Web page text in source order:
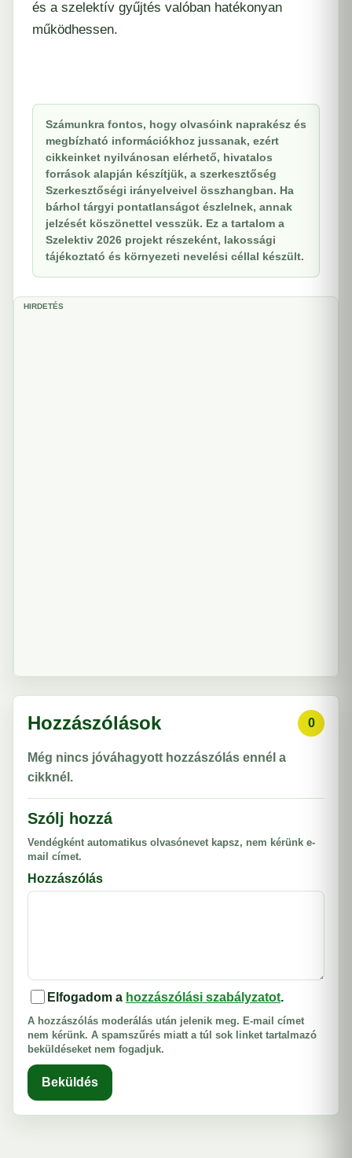
és a szelektív gyűjtés valóban hatékonyan
működhessen.
Számunkra fontos, hogy olvasóink naprakész és
megbízható információkhoz jussanak, ezért
cikkeinket nyilvánosan elérhető, hivatalos
források alapján készítjük, a szerkesztőség
Szerkesztőségi irányelveivel összhangban. Ha
bárhol tárgyi pontatlanságot észlelnek, annak
jelzését köszönettel vesszük. Ez a tartalom a
Szelektiv 2026 projekt részeként, lakossági
tájékoztató és környezeti nevelési céllal készült.
HIRDETÉS
Hozzászólások 0
Még nincs jóváhagyott hozzászólás ennél a
cikknél.
Szólj hozzá
Vendégként automatikus olvasónevet kapsz, nem kérünk e-
mail címet.
Hozzászólás
Elfogadom a hozzászólási szabályzatot.
A hozzászólás moderálás után jelenik meg. E-mail címet
nem kérünk. A spamszűrés miatt a túl sok linket tartalmazó
beküldéseket nem fogadjuk.
Beküldés